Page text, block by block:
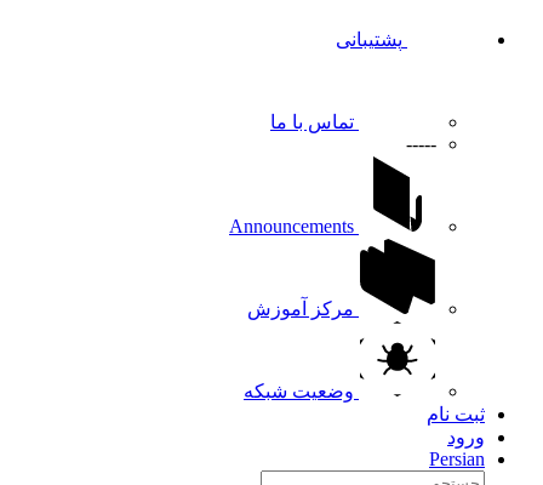
پشتیبانی
تماس با ما
-----
مرکز آموزش
وضعیت شبکه
ثبت نام
ورود
Persian